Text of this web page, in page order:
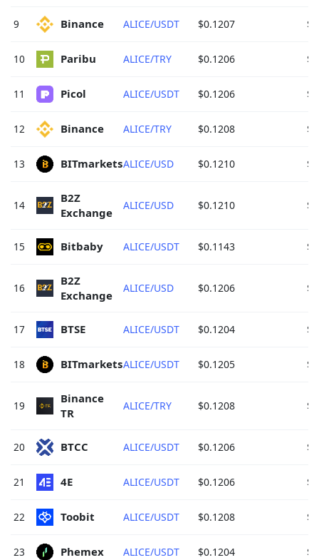
9 Binance ALICE/USDT $0.1207
10 Paribu ALICE/TRY $0.1206
11 Picol ALICE/USDT $0.1206
12 Binance ALICE/TRY $0.1208
13 BITmarkets ALICE/USD $0.1210
14
B2Z
Exchange
ALICE/USD $0.1210
15 Bitbaby ALICE/USDT $0.1143
16
B2Z
Exchange
ALICE/USD $0.1206
17 BTSE ALICE/USDT $0.1204
18 BITmarkets ALICE/USDT $0.1205
19
Binance
TR
ALICE/TRY $0.1208
20 BTCC ALICE/USDT $0.1206
21 4E ALICE/USDT $0.1206
22 Toobit ALICE/USDT $0.1208
23 Phemex ALICE/USDT $0.1204